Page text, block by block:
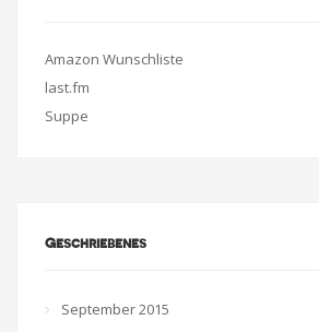
Amazon Wunschliste
last.fm
Suppe
Geschriebenes
September 2015